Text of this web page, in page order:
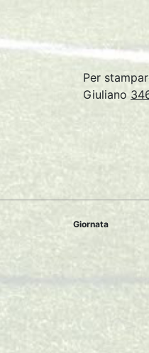
Per
Giuliano
Giornata